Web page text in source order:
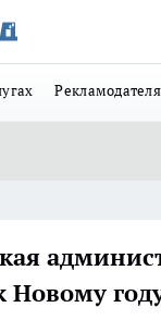
Новому